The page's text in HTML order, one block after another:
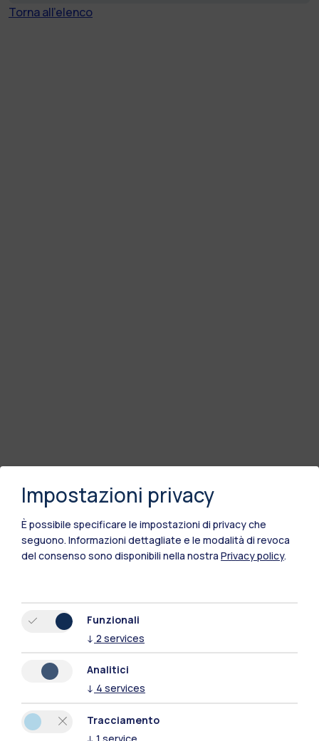
Torna all'elenco
Polimi Community
Tutti i siti dell’ecosistema
Impostazioni privacy
È possibile specificare le impostazioni di privacy che
seguono. Informazioni dettagliate e le modalità di revoca
del consenso sono disponibili nella nostra Privacy policy.
Funzionali
↓ 2 services
Analitici
↓ 4 services
Tracciamento